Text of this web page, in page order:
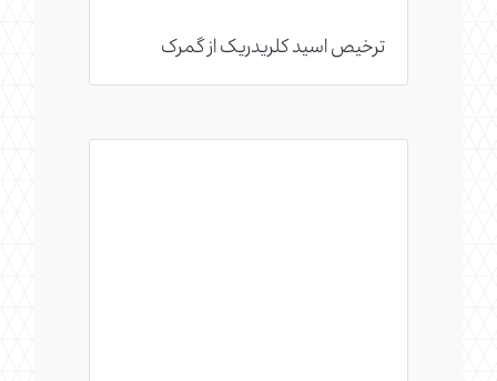
ترخیص اسید کلریدریک از گمرک